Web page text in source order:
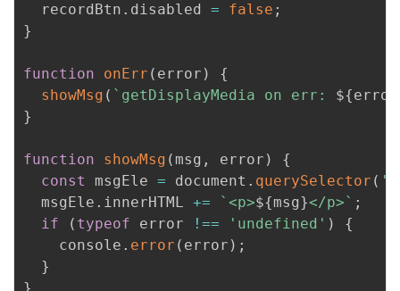
  recordBtn
. disabled = false ;
}
function onErr ( error )
{
showMsg ( ` getDisplayMedia on err: ${error
}
function showMsg ( msg , error )
{
const
msgEle = document . querySelector (
  msgEle
. innerHTML += ` <p>${msg}</p> ` ;
if
( typeof error !== 'undefined' )
{
    console
. error ( error ) ;
}